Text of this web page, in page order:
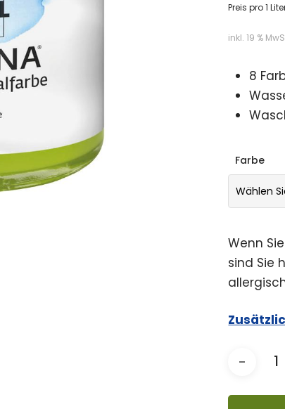
Preis pro 1
inkl. 19 %
8
Farbe
Wählen
Wenn
sind Sie